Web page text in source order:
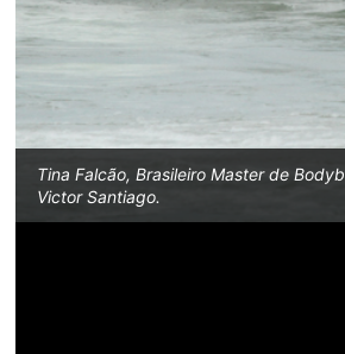
Tina Falcão, Brasileiro Master de
Victor Santiago.